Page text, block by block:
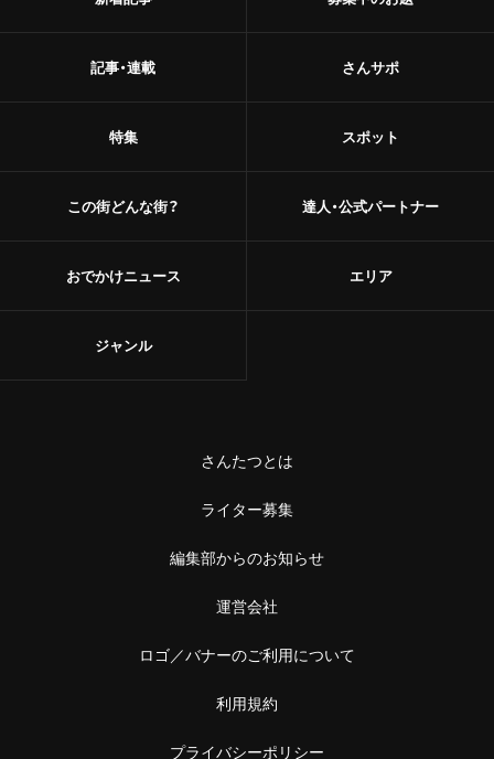
記事・連載
特集
この街どんな街？
おでかけニュース
さんサポ
スポット
達人・公式パートナー
エリア
ジャンル
さんたつとは
ライター募集
編集部からのお知らせ
運営会社
ロゴ／バナーのご利用について
利用規約
プライバシーポリシー